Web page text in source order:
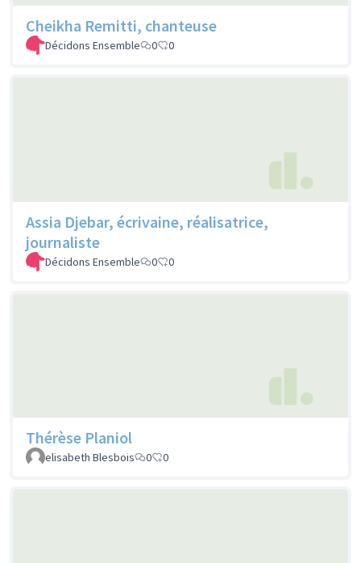
Cheikha Remitti, chanteuse
Décidons Ensemble 0 0
Assia Djebar, écrivaine, réalisatrice,
journaliste
Décidons Ensemble 0 0
Thérèse Planiol
elisabeth Blesbois 0 0